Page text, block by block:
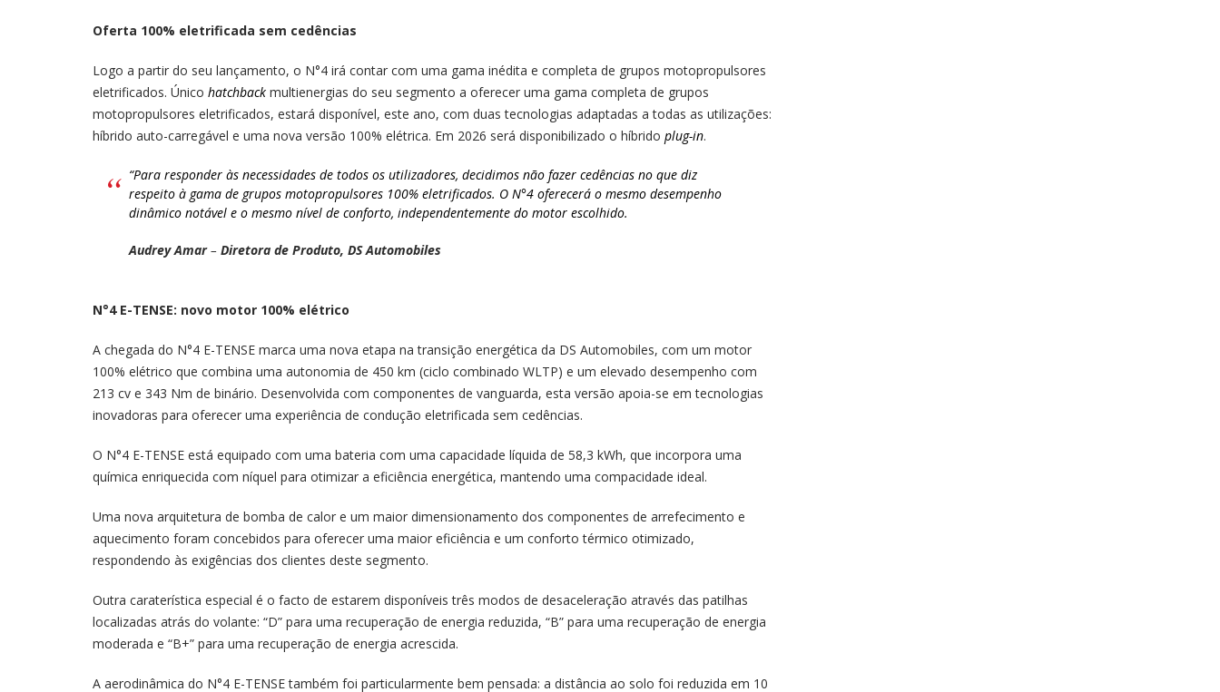
Oferta 100% eletrificada sem cedências
Logo a partir do seu lançamento, o N°4 irá contar com uma gama inédita e completa de grupos motopropulsores
eletrificados. Único hatchback multienergias do seu segmento a oferecer uma gama completa de grupos
motopropulsores eletrificados, estará disponível, este ano, com duas tecnologias adaptadas a todas as utilizações:
híbrido auto-carregável e uma nova versão 100% elétrica. Em 2026 será disponibilizado o híbrido plug-in.
“Para responder às necessidades de todos os utilizadores, decidimos não fazer cedências no que diz
respeito à gama de grupos motopropulsores 100% eletrificados. O N°4 oferecerá o mesmo desempenho
dinâmico notável e o mesmo nível de conforto, independentemente do motor escolhido.
Audrey Amar– Diretora de Produto, DS Automobiles
N°4 E-TENSE: novo motor 100% elétrico
A chegada do N°4 E-TENSE marca uma nova etapa na transição energética da DS Automobiles, com um motor
100% elétrico que combina uma autonomia de 450 km (ciclo combinado WLTP) e um elevado desempenho com
213 cv e 343 Nm de binário. Desenvolvida com componentes de vanguarda, esta versão apoia-se em tecnologias
inovadoras para oferecer uma experiência de condução eletrificada sem cedências.
O N°4 E-TENSE está equipado com uma bateria com uma capacidade líquida de 58,3 kWh, que incorpora uma
química enriquecida com níquel para otimizar a eficiência energética, mantendo uma compacidade ideal.
Uma nova arquitetura de bomba de calor e um maior dimensionamento dos componentes de arrefecimento e
aquecimento foram concebidos para oferecer uma maior eficiência e um conforto térmico otimizado,
respondendo às exigências dos clientes deste segmento.
Outra caraterística especial é o facto de estarem disponíveis três modos de desaceleração através das patilhas
localizadas atrás do volante: “D” para uma recuperação de energia reduzida, “B” para uma recuperação de energia
moderada e “B+” para uma recuperação de energia acrescida.
A aerodinâmica do N°4 E-TENSE também foi particularmente bem pensada: a distância ao solo foi reduzida em 10